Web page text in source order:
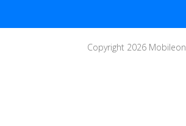
Copyright 2026 Mobileon